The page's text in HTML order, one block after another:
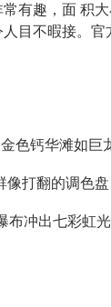
有趣，面 积
目不暇接。官
色钙华滩如巨
打翻的调色
冲出七彩虹